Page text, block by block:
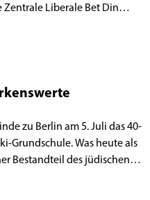
Liberale Bet Din
2026 als anerkanntes
zu Berlin am 5. Juli das 40-
Grundschule. Was heute als
Bestandteil des jüdischen
1980er-Jahren unter
Hintergrund eines